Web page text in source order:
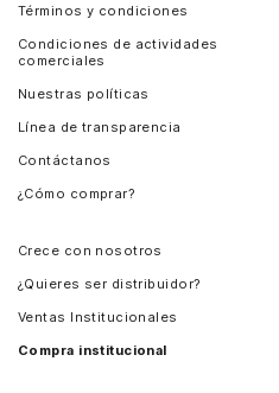
Términos y condiciones
Condiciones de actividades
comerciales
Nuestras políticas
Línea de transparencia
Contáctanos
¿Cómo comprar?
Crece con nosotros
¿Quieres ser distribuidor?
Ventas Institucionales
Compra institucional